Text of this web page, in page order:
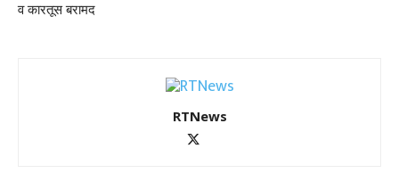
व कारतूस बरामद
RTNews